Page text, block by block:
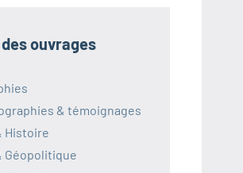
ouvrages
& témoignages
Histoire
Géopolitique